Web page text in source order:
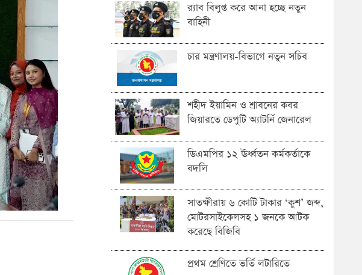
র‍্যাব বিলুপ্ত করে আনা হচ্ছে নতুন
বাহিনী
চার মন্ত্রণালয়-বিভাগে নতুন সচিব
শহীদ ইয়ামিন ও শ্রাবনের কবর
জিয়ারতে ডেপুটি অ্যাটর্নি জেনারেল
ডিএমপির ১২ ঊর্ধ্বতন কর্মকর্তাকে
বদলি
সাতক্ষীরায় ৬ কোটি টাকার ‘কুশ’ জব্দ,
মোটরসাইকেলসহ ১ জনকে আটক
করেছে বিজিবি
প্রথম শ্রেণিতে ভর্তি লটারিতে